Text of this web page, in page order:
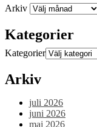
Arkiv
Kategorier
Kategorier
Arkiv
juli 2026
juni 2026
maj 2026